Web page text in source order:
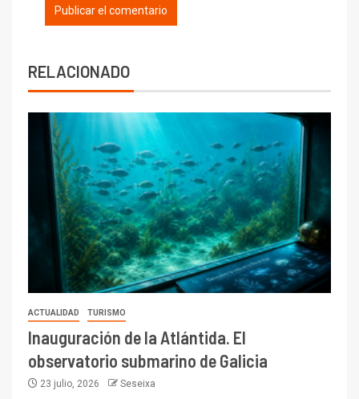
RELACIONADO
ACTUALIDAD TURISMO
Inauguración de la Atlántida. El
observatorio submarino de Galicia
23 julio, 2026 Seseixa